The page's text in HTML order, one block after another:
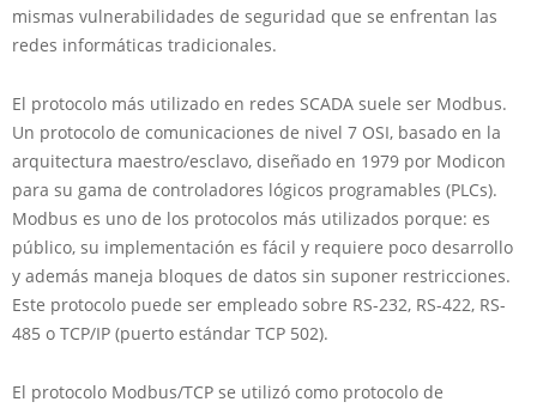
mismas vulnerabilidades de seguridad que se enfrentan las
redes informáticas tradicionales.
El protocolo más utilizado en redes SCADA suele ser Modbus.
Un protocolo de comunicaciones de nivel 7 OSI, basado en la
arquitectura maestro/esclavo, diseñado en 1979 por Modicon
para su gama de controladores lógicos programables (PLCs).
Modbus es uno de los protocolos más utilizados porque: es
público, su implementación es fácil y requiere poco desarrollo
y además maneja bloques de datos sin suponer restricciones.
Este protocolo puede ser empleado sobre RS-232, RS-422, RS-
485 o TCP/IP (puerto estándar TCP 502).
El protocolo Modbus/TCP se utilizó como protocolo de